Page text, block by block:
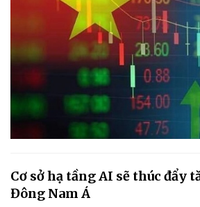
Cơ sở hạ tầng AI sẽ thúc đẩy
Đông Nam Á